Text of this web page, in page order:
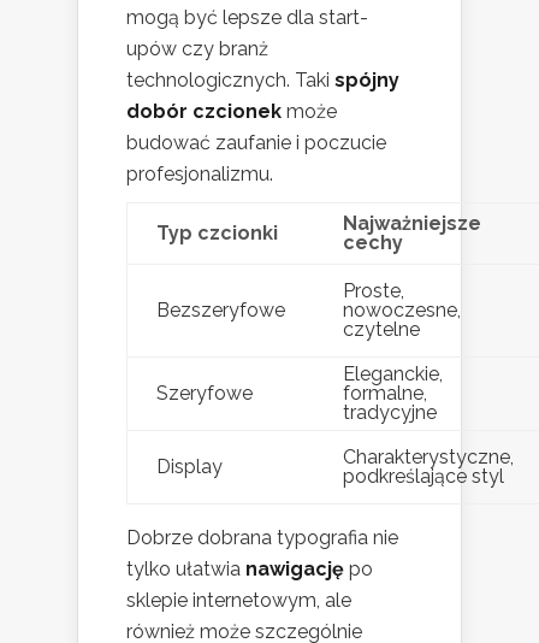
mogą być lepsze dla start-
upów czy branż
technologicznych. Taki spójny
dobór czcionek może
budować zaufanie i poczucie
profesjonalizmu.
Typ czcionki
Najważniejsze
cechy
Bezszeryfowe
Proste,
nowoczesne,
czytelne
Szeryfowe
Eleganckie,
formalne,
tradycyjne
Display
Charakterystyczne,
podkreślające styl
Dobrze dobrana typografia nie
tylko ułatwia nawigację po
sklepie internetowym, ale
również może szczególnie